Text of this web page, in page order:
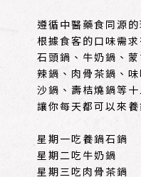
遵循中醫藥食同源的
根據食客的口味需求
石頭鍋、牛奶鍋、
辣鍋、肉骨茶鍋、
沙鍋、壽桔燒鍋等十
讓你每天都可以來養
星期一吃養鍋石鍋
星期二吃牛奶鍋
星期三吃肉骨茶鍋